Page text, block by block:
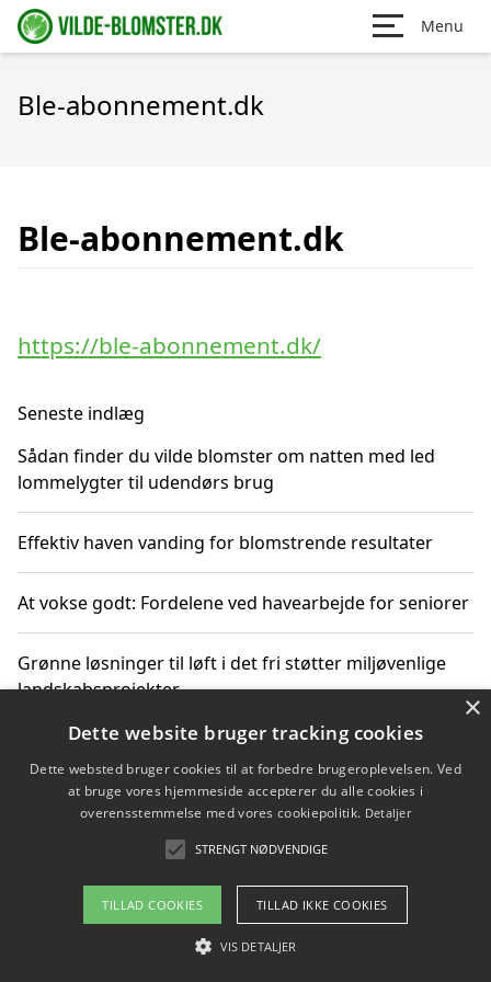
Menu
Ble-abonnement.dk
Ble-abonnement.dk
https://ble-abonnement.dk/
Seneste indlæg
Sådan finder du vilde blomster om natten med led
lommelygter til udendørs brug
Effektiv haven vanding for blomstrende resultater
At vokse godt: Fordelene ved havearbejde for seniorer
Grønne løsninger til løft i det fri støtter miljøvenlige
landskabsprojekter
Gør haven til et frirum for familien og naturen
Copyright 2026 - Pilanto Aps
Om / kontakt
Blog Betingelser
×
Dette website bruger tracking cookies
Dette websted bruger cookies til at forbedre brugeroplevelsen. Ved
at bruge vores hjemmeside accepterer du alle cookies i
overensstemmelse med vores cookiepolitik. Detaljer
STRENGT NØDVENDIGE
TILLAD COOKIES TILLAD IKKE COOKIES
VIS DETALJER